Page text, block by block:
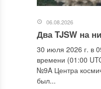
06.08.2026
Два TJSW на
30 июля 2026 г. в
времени (01:00
№9A Центра
был...